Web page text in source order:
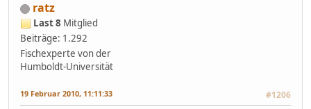
ratz
Last 8 Mitglied
Beiträge: 1.292
Fischexperte von der
Humboldt-Universität
19 Februar 2010, 11:11:33 #1206